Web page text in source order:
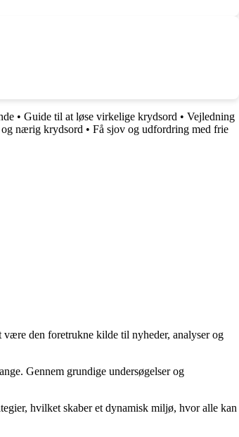
• Guide til at løse virkelige krydsord • Vejledning
nærig krydsord • Få sjov og udfordring med frie
den foretrukne kilde til nyheder, analyser og
Gennem grundige undersøgelser og
hvilket skaber et dynamisk miljø, hvor alle kan